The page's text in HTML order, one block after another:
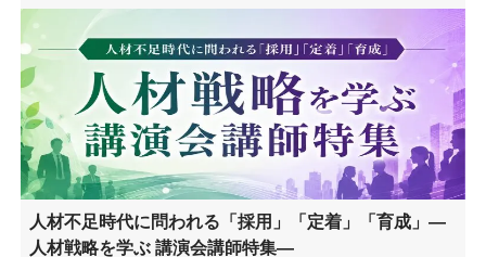
人材不足時代に問われる「採用」「定着」「育成」―
人材戦略を学ぶ 講演会講師特集―